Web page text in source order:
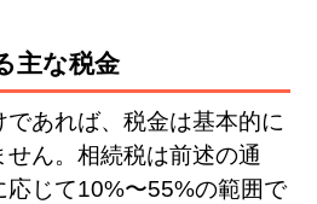
主な税金
あれば、税金は基本的に
ん。相続税は前述の通
応じて10%〜55%の範囲で